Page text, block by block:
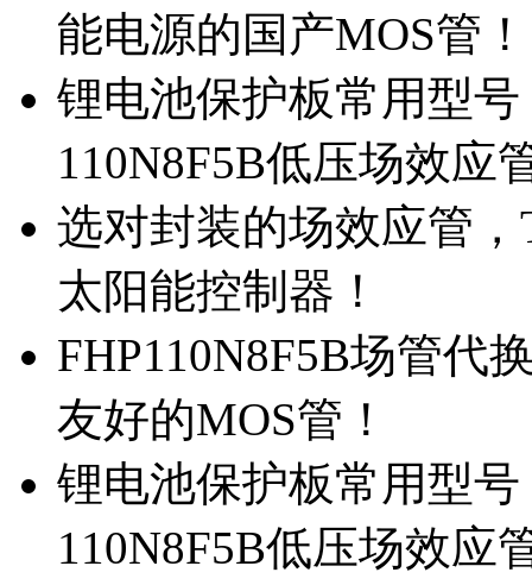
能电源的国产MOS管！
锂电池保护板常用型
110N8F5B低压场效应
选对封装的场效应管
太阳能控制器！
FHP110N8F5B场管代
友好的MOS管！
锂电池保护板常用型
110N8F5B低压场效应